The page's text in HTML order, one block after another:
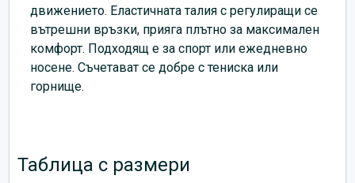
движението. Еластичната талия с регулиращи се
вътрешни връзки, прияга плътно за максимален
комфорт. Подходящ е за спорт или ежедневно
носене. Съчетават се добре с тениска или
горнище.
Таблица с размери